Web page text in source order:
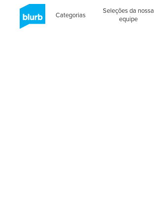
Categorias
Seleções da nossa
equipe